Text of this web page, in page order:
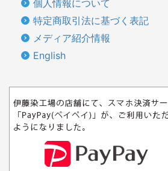
個人情報について
特定商取引法に基づく表記
メディア紹介情報
English